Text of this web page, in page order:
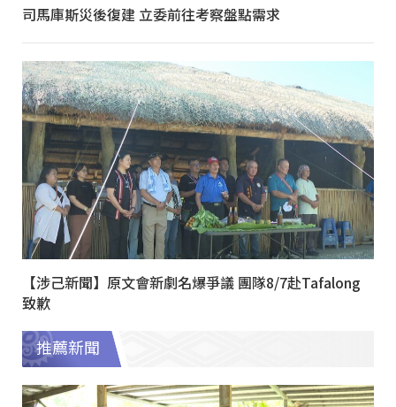
司馬庫斯災後復建 立委前往考察盤點需求
【涉己新聞】原文會新劇名爆爭議 團隊8/7赴Tafalong
致歉
推薦新聞